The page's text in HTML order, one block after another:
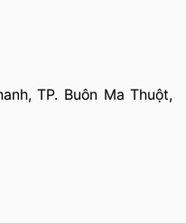
TP. Buôn Ma Thuột,